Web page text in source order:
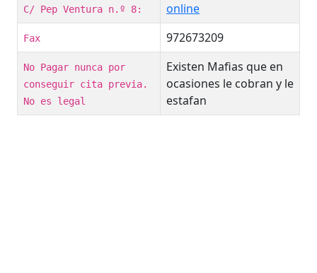
C/ Pep Ventura n.º 8:
online
Fax 972673209
No Pagar nunca por
conseguir cita previa.
No es legal
Existen Mafias que en
ocasiones le cobran y le
estafan